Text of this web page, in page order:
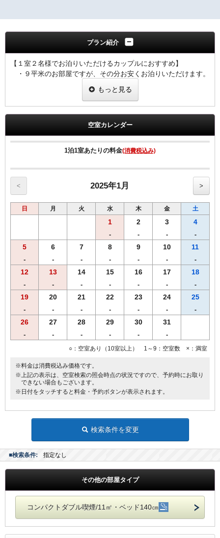
プラン紹介
【１室２名様でお泊りいただけるカップルにおすすめ】
・９平米のお部屋ですが、その分お安くお泊りいただけます。
ホテルから徒歩１分のお食事処「大衆酒場 魚八」「焼肉ホルモ
ン 赤まる」（営業時間17:30～24:00頃）発行の3，000円のお
食事値引きチケット付きプランです。
北陸金沢の海の幸や、ご当地一品料理が盛りだくさんの「魚八」
自家製タレで頂くホルモンはやみつき間違いなしの「赤まる」
隣り合った二店舗のいずれかでご利用頂けるチケットを
チェックイン時にお渡しいたします。
来店時にご提示いただき、メニューはお好きなお料理をご注文く
ださい。
（チケット額面3，000円を超えてのご注文会計は、各店にて各
自ご精算ください）
この機会に是非美味しいものをお召し上がりください！
注：お店が満席の場合はお待ちいただくことがございます。
未使用のチケットの払い戻し、およびお釣りはでません。
・ウェルカムドリンクとしてＲ＆Ｂオリジナル挽きたてコーヒ
ーをご用意！
・全室インターネット回線接続可能（Wi-Fi・有線LAN）
金沢市条例により1泊1名当り5,500円以上のご宿泊に宿泊税200円が別
もっと見る
空室カレンダー
1泊1室あたりの料金(消費税込み)
< 2025年1月 >
日 月 火 水 木 金 土
1
-
2
-
3
-
4
-
5
-
6
-
7
-
8
-
9
-
10
-
11
-
12
-
13
-
14
-
15
-
16
-
17
-
18
-
19
-
20
-
21
-
22
-
23
-
24
-
25
-
26
-
27
-
28
-
29
-
30
-
31
-
○：空室あり（10室以上） 1～9：空室数 ×：満室
※料金は消費税込み価格です。
※上記の表示は、空室検索の照会時点の状況ですので、予約時にお取り
できない場合もございます。
※日付をタッチすると料金・予約ボタンが表示されます。
検索条件を変更
■検索条件: 指定なし
その他の部屋タイプ
コンパクトダブル喫煙/11㎡・ベッド140㎝